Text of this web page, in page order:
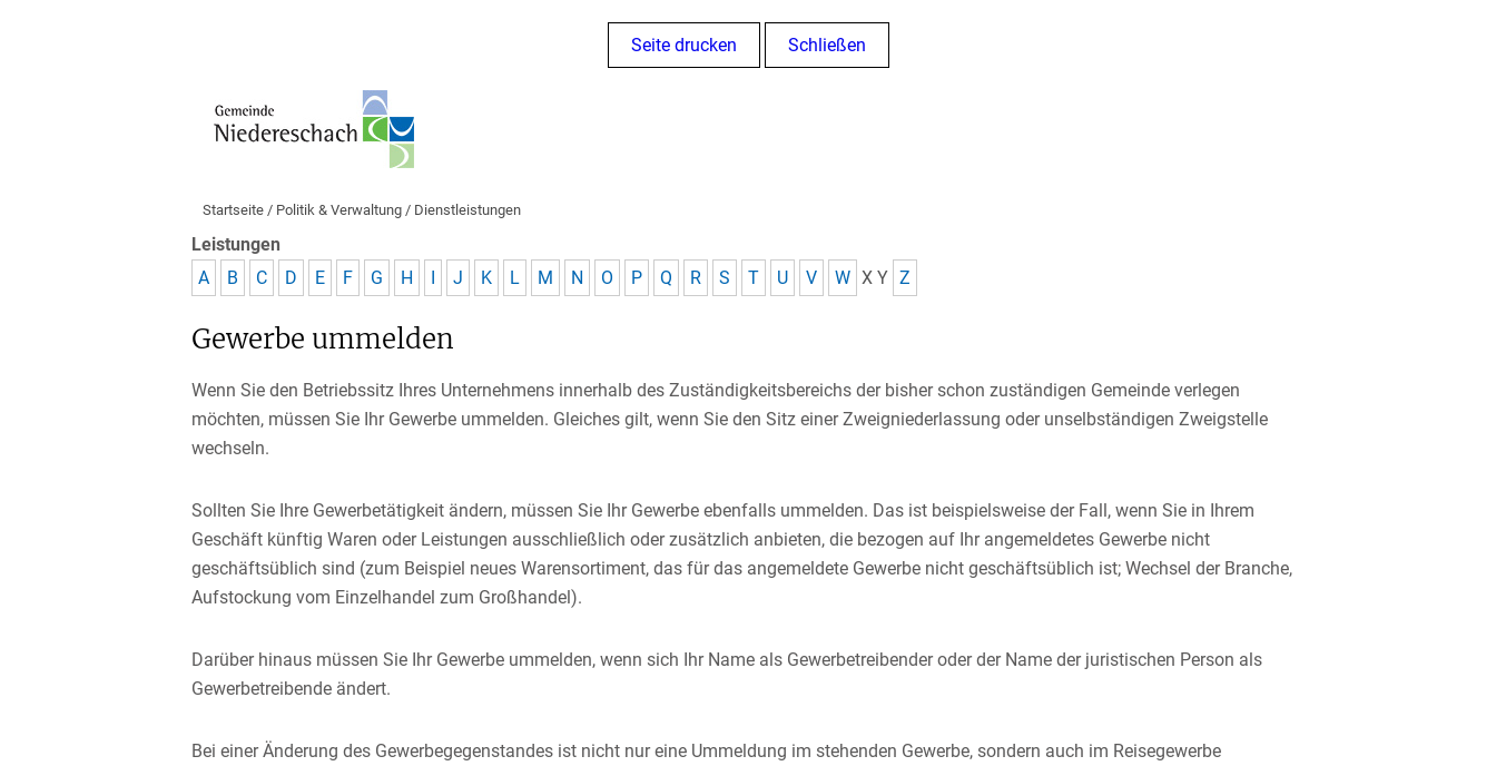
Seite drucken Schließen
Startseite / Politik & Verwaltung / Dienstleistungen
Leistungen
A
B C D E F G H I J K L M N O P Q R S T U V W X Y Z
Gewerbe ummelden
Wenn Sie den Betriebssitz Ihres Unternehmens innerhalb des Zuständigkeitsbereichs der bisher schon zuständigen Gemeinde verlegen
möchten, müssen Sie Ihr Gewerbe ummelden. Gleiches gilt, wenn Sie den Sitz einer Zweigniederlassung oder unselbständigen Zweigstelle
wechseln.
Sollten Sie Ihre Gewerbetätigkeit ändern, müssen Sie Ihr Gewerbe ebenfalls ummelden. Das ist beispielsweise der Fall, wenn Sie in Ihrem
Geschäft künftig Waren oder Leistungen ausschließlich oder zusätzlich anbieten, die bezogen auf Ihr angemeldetes Gewerbe nicht
geschäftsüblich sind (zum Beispiel neues Warensortiment, das für das angemeldete Gewerbe nicht geschäftsüblich ist; Wechsel der Branche,
Aufstockung vom Einzelhandel zum Großhandel).
Darüber hinaus müssen Sie Ihr Gewerbe ummelden, wenn sich Ihr Name als Gewerbetreibender oder der Name der juristischen Person als
Gewerbetreibende ändert.
Bei einer Änderung des Gewerbegegenstandes ist nicht nur eine Ummeldung im stehenden Gewerbe, sondern auch im Reisegewerbe